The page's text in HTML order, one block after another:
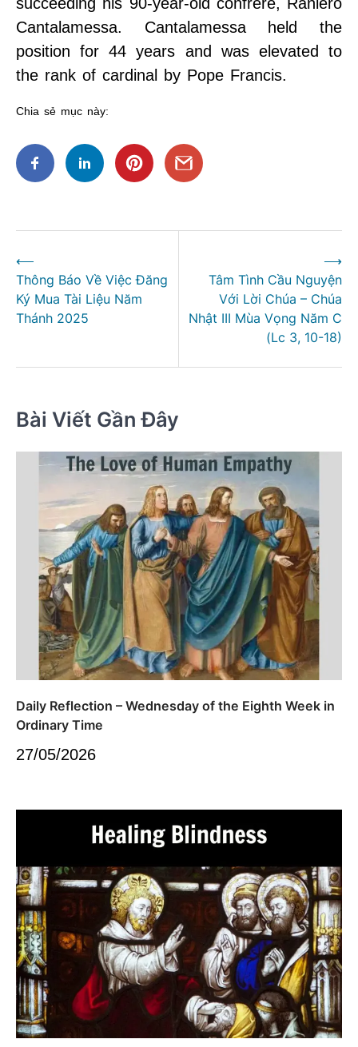
Cantalamessa. Cantalamessa held the
position for 44 years and was elevated to
the rank of cardinal by Pope Francis.
Chia sẻ mục này:
hướng
bài
viết
⟵
Thông Báo Về Việc Đăng
Ký Mua Tài Liệu Năm
Thánh 2025
Tâm Tình Cầu Nguyện
Với Lời Chúa – Chúa
Nhật III Mùa Vọng Năm C
(Lc 3, 10-18)
⟶
Bài Viết Gần Đây
Daily Reflection – Wednesday of the Eighth Week in
Ordinary Time
27/05/2026